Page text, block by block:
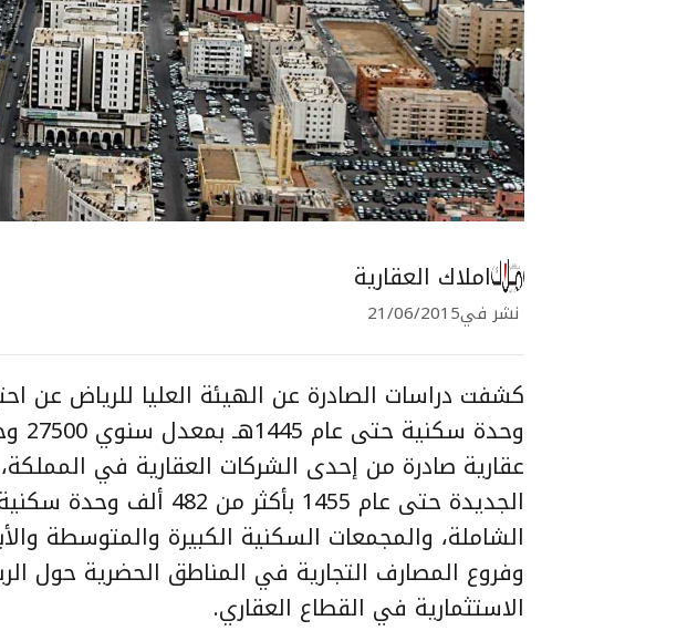
املاك العقارية
نشر في21/06/2015
عقارية صادرة من إحدى الشركات العقارية في
الجديدة حتى عام 1455 بأكثر
الشاملة، والمجمعات السكنية الكبيرة والمتوسطة
وفروع المصارف التجارية في المناطق الحضرية حول
الاستثمارية في القطاع العقاري.